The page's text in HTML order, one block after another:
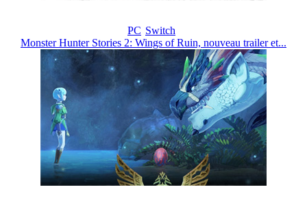
PC Switch
Monster Hunter Stories 2: Wings of Ruin, nouveau trailer et...